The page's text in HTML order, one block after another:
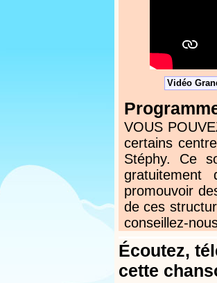
Vidéo
VOUS
certains
Stéphy. Ce
gratuitement
promouvoir
de ces
conseillez-
Écoutez,
cette